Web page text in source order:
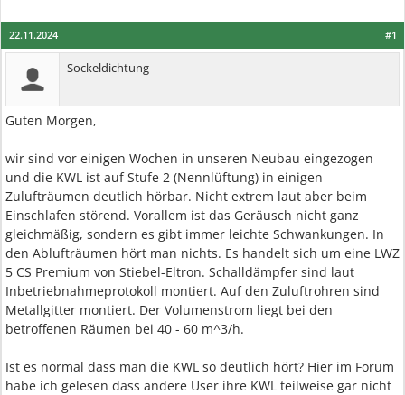
#1
22.11.2024
Sockeldichtung
Guten Morgen,
wir sind vor einigen Wochen in unseren Neubau eingezogen
und die KWL ist auf Stufe 2 (Nennlüftung) in einigen
Zulufträumen deutlich hörbar. Nicht extrem laut aber beim
Einschlafen störend. Vorallem ist das Geräusch nicht ganz
gleichmäßig, sondern es gibt immer leichte Schwankungen. In
den Ablufträumen hört man nichts. Es handelt sich um eine LWZ
5 CS Premium von Stiebel-Eltron. Schalldämpfer sind laut
Inbetriebnahmeprotokoll montiert. Auf den Zuluftrohren sind
Metallgitter montiert. Der Volumenstrom liegt bei den
betroffenen Räumen bei 40 - 60 m^3/h.
Ist es normal dass man die KWL so deutlich hört? Hier im Forum
habe ich gelesen dass andere User ihre KWL teilweise gar nicht